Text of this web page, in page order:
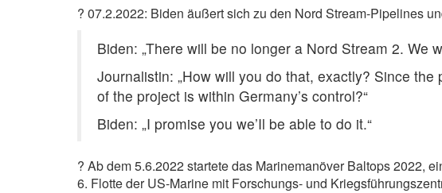
?️ 07.2.2022: Biden äußert sich zu den Nord Stream-Pipelines
Biden: „There will be no longer a Nord Stream 2. We
Journalistin: „How will you do that, exactly? Since the
of the project is within Germany’s control?“
Biden: „I promise you we’Il be able to do it.“
?️ Ab dem 5.6.2022 startete das Marinemanöver Baltops 2022,
6. Flotte der US-Marine mit Forschungs- und